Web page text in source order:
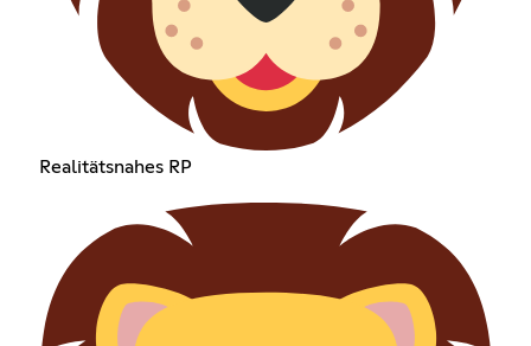
Realitätsnahes RP